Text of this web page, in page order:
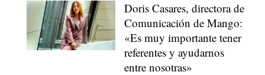
Doris Casares, directora de
Comunicación de Mango:
«Es muy importante tener
referentes y ayudarnos
entre nosotras»